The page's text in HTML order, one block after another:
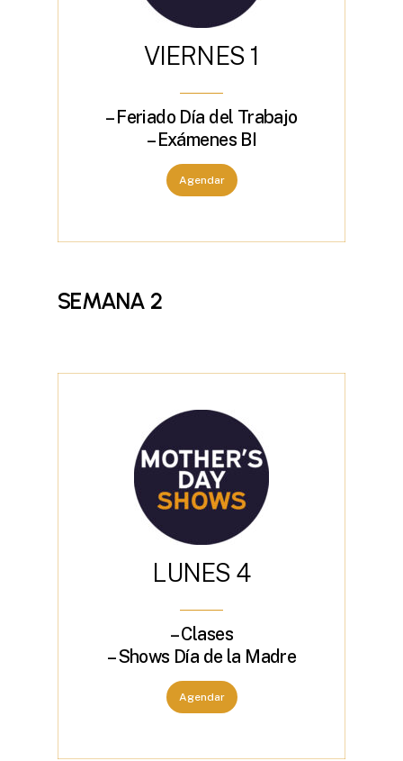
VIERNES 1
– Feriado Día del Trabajo
– Exámenes BI
Agendar
SEMANA 2
LUN ES 4
– Clases
– Shows Día de la Madre
Agendar